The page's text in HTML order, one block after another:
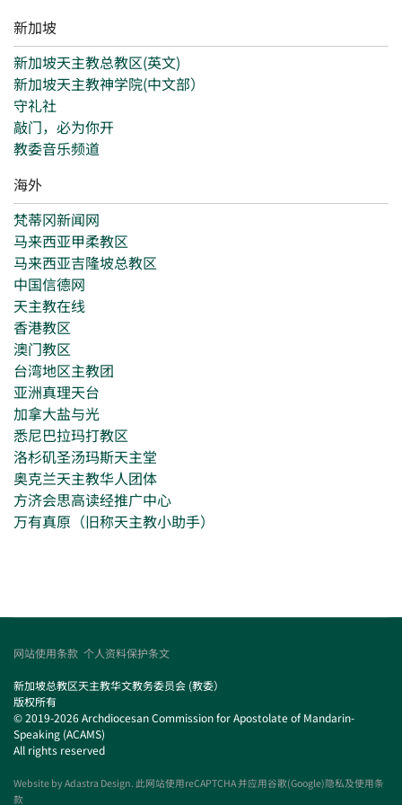
新加坡
新加坡天主教总教区(英文)
新加坡天主教神学院(中文部）
守礼社
敲门，必为你开
教委音乐频道
海外
梵蒂冈新闻网
马来西亚甲柔教区
马来西亚吉隆坡总教区
中国信德网
天主教在线
香港教区
澳门教区
台湾地区主教团
亚洲真理天台
加拿大盐与光
悉尼巴拉玛打教区
洛杉矶圣汤玛斯天主堂
奥克兰天主教华人团体
方济会思高读经推广中心
万有真原（旧称天主教小助手）
网站使用条款 个人资料保护条文
新加坡总教区天主教华文教务委员会 (教委）
版权所有
© 2019-2026 Archdiocesan Commission for Apostolate of Mandarin-
Speaking (ACAMS)
All rights reserved
Website byAdastra Design. 此网站使用reCAPTCHA 并应用谷歌(Google)隐私及使用条
款